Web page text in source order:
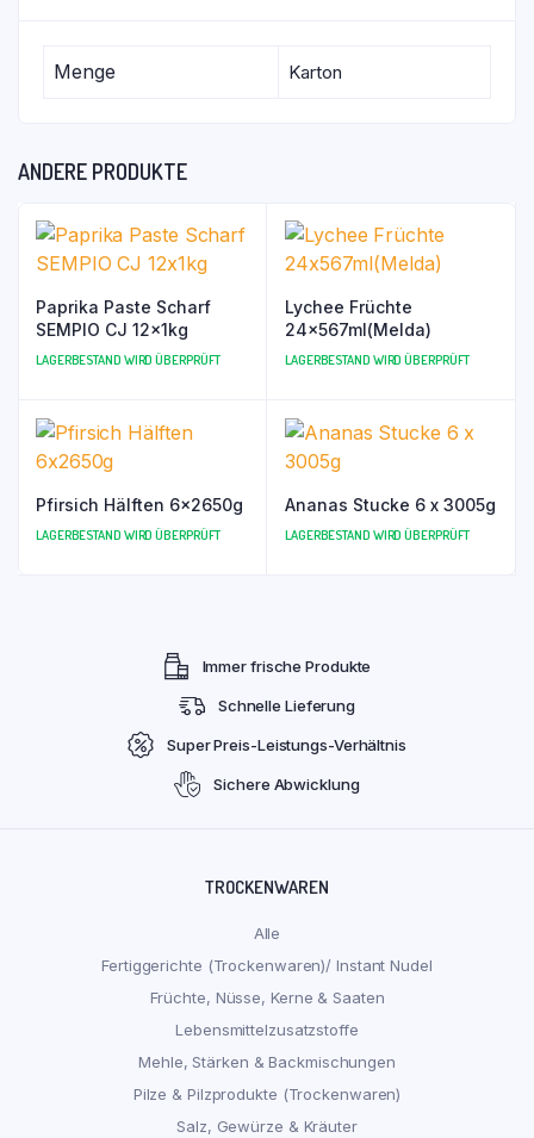
Menge Karton
ANDERE PRODUKTE
Paprika Paste Scharf
SEMPIO CJ 12x1kg
LAGERBESTAND WIRD ÜBERPRÜFT
Lychee Früchte
24x567ml(Melda)
LAGERBESTAND WIRD ÜBERPRÜFT
Pfirsich Hälften 6x2650g
LAGERBESTAND WIRD ÜBERPRÜFT
Ananas Stucke 6 x 3005g
LAGERBESTAND WIRD ÜBERPRÜFT
Immer frische Produkte
Schnelle Lieferung
Super Preis-Leistungs-Verhältnis
Sichere Abwicklung
TROCKENWAREN
Alle
Fertiggerichte (Trockenwaren)/ Instant Nudel
Früchte, Nüsse, Kerne & Saaten
Lebensmittelzusatzstoffe
Mehle, Stärken & Backmischungen
Pilze & Pilzprodukte (Trockenwaren)
Salz, Gewürze & Kräuter